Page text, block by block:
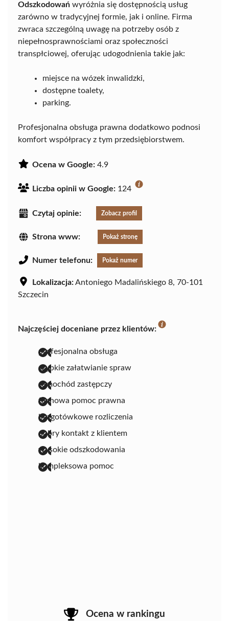
Odszkodowań wyróżnia się dostępnością usług
zarówno w tradycyjnej formie, jak i online. Firma
zwraca szczególną uwagę na potrzeby osób z
niepełnosprawnościami oraz społeczności
transpłciowej, oferując udogodnienia takie jak:
miejsce na wózek inwalidzki,
dostępne toalety,
parking.
Profesjonalna obsługa prawna dodatkowo podnosi
komfort współpracy z tym przedsiębiorstwem.
Ocena w Google: 4.9
Liczba opinii w Google: 124
Czytaj opinie: Zobacz profil
Strona www: Pokaż stronę
Numer telefonu: Pokaż numer
Lokalizacja:Antoniego Madalińskiego 8, 70-101
Szczecin
Najczęściej doceniane przez klientów:
profesjonalna obsługa
szybkie załatwianie spraw
samochód zastępczy
fachowa pomoc prawna
bezgotówkowe rozliczenia
dobry kontakt z klientem
wysokie odszkodowania
kompleksowa pomoc
Ocena w rankingu